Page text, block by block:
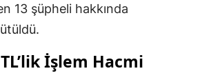
13 şüpheli hakkında
İşlem Hacmi